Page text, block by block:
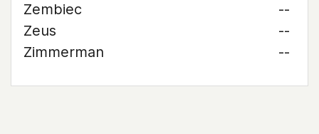
Zembiec
--
Zeus
--
Zimmerman
--